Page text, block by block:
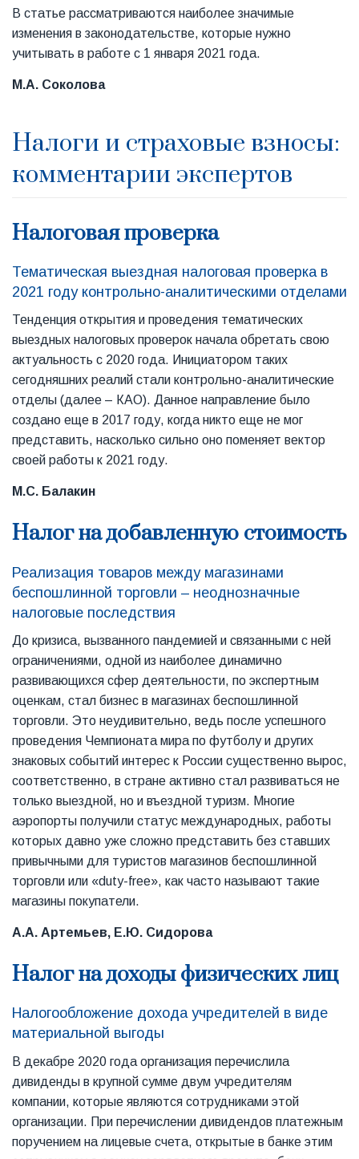
В статье рассматриваются наиболее значимые
изменения в законодательстве, которые нужно
учитывать в работе с 1 января 2021 года.
М.А. Соколова
Налоги и страховые взносы:
комментарии экспертов
Налоговая проверка
Тематическая выездная налоговая проверка в
2021 году контрольно-аналитическими отделами
Тенденция открытия и проведения тематических
выездных налоговых проверок начала обретать свою
актуальность с 2020 года. Инициатором таких
сегодняшних реалий стали контрольно-аналитические
отделы (далее – КАО). Данное направление было
создано еще в 2017 году, когда никто еще не мог
представить, насколько сильно оно поменяет вектор
своей работы к 2021 году.
М.С. Балакин
Налог на добавленную стоимость
Реализация товаров между магазинами
беспошлинной торговли – неоднозначные
налоговые последствия
До кризиса, вызванного пандемией и связанными с ней
ограничениями, одной из наиболее динамично
развивающихся сфер деятельности, по экспертным
оценкам, стал бизнес в магазинах беспошлинной
торговли. Это неудивительно, ведь после успешного
проведения Чемпионата мира по футболу и других
знаковых событий интерес к России существенно вырос,
соответственно, в стране активно стал развиваться не
только выездной, но и въездной туризм. Многие
аэропорты получили статус международных, работы
которых давно уже сложно представить без ставших
привычными для туристов магазинов беспошлинной
торговли или «duty-free», как часто называют такие
магазины покупатели.
А.А. Артемьев, Е.Ю. Сидорова
Налог на доходы физических лиц
Налогообложение дохода учредителей в виде
материальной выгоды
В декабре 2020 года организация перечислила
дивиденды в крупной сумме двум учредителям
компании, которые являются сотрудниками этой
организации. При перечислении дивидендов платежным
поручением на лицевые счета, открытые в банке этим